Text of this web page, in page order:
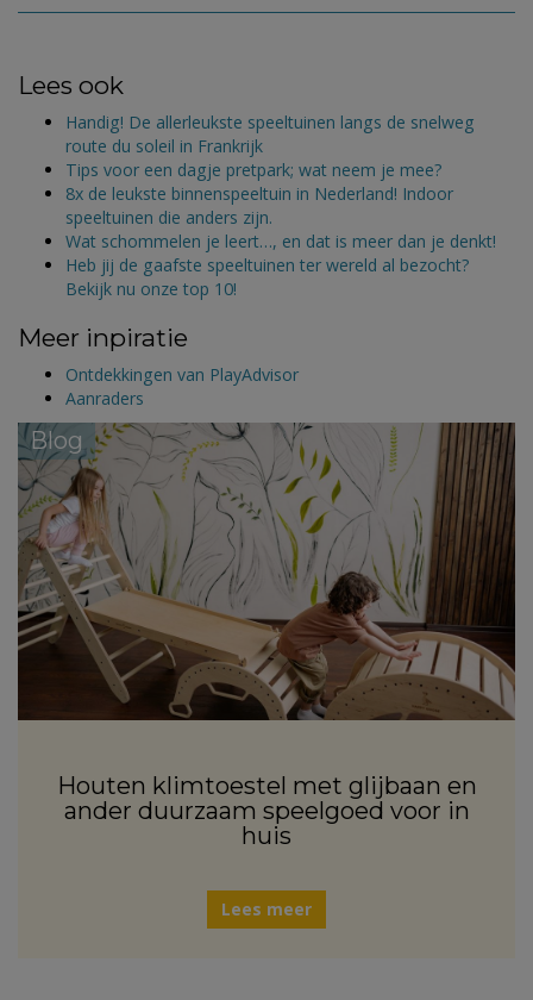
Lees ook
Handig! De allerleukste speeltuinen langs de snelweg
route du soleil in Frankrijk
Tips voor een dagje pretpark; wat neem je mee?
8x de leukste binnenspeeltuin in Nederland! Indoor
speeltuinen die anders zijn.
Wat schommelen je leert…, en dat is meer dan je denkt!
Heb jij de gaafste speeltuinen ter wereld al bezocht?
Bekijk nu onze top 10!
Meer inpiratie
Ontdekkingen van PlayAdvisor
Aanraders
Blog
Houten klimtoestel met glijbaan en
ander duurzaam speelgoed voor in
huis
Lees meer